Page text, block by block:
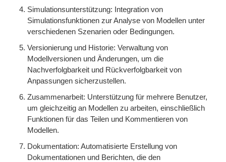
Simulationsunterstützung: Integration von
Simulationsfunktionen zur Analyse von Modellen unter
verschiedenen Szenarien oder Bedingungen.
Versionierung und Historie: Verwaltung von
Modellversionen und Änderungen, um die
Nachverfolgbarkeit und Rückverfolgbarkeit von
Anpassungen sicherzustellen.
Zusammenarbeit: Unterstützung für mehrere Benutzer,
um gleichzeitig an Modellen zu arbeiten, einschließlich
Funktionen für das Teilen und Kommentieren von
Modellen.
Dokumentation: Automatisierte Erstellung von
Dokumentationen und Berichten, die den